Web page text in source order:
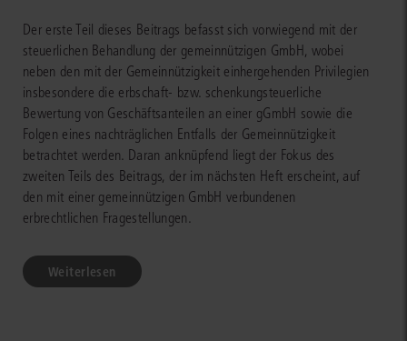
Der erste Teil dieses Beitrags befasst sich vorwiegend mit der
steuerlichen Behandlung der gemeinnützigen GmbH, wobei
neben den mit der Gemeinnützigkeit einhergehenden Privilegien
insbesondere die erbschaft- bzw. schenkungsteuerliche
Bewertung von Geschäftsanteilen an einer gGmbH sowie die
Folgen eines nachträglichen Entfalls der Gemeinnützigkeit
betrachtet werden. Daran anknüpfend liegt der Fokus des
zweiten Teils des Beitrags, der im nächsten Heft erscheint, auf
den mit einer gemeinnützigen GmbH verbundenen
erbrechtlichen Fragestellungen.
Weiterlesen